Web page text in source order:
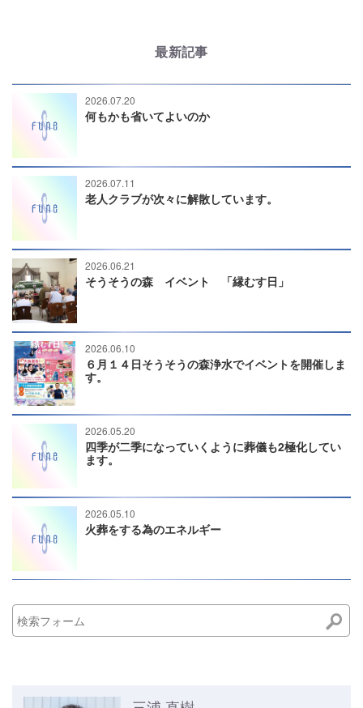
最新記事
2026.07.20
何もかも省いてよいのか
2026.07.11
老人クラブが次々に解散しています。
2026.06.21
そうそうの森 イベント 「縁むす日」
2026.06.10
６月１４日そうそうの森浄水でイベントを開催しま
す。
2026.05.20
四季が二季になっていくように葬儀も2極化してい
ます。
2026.05.10
火葬をする為のエネルギー